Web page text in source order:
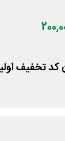
کد تخفیف